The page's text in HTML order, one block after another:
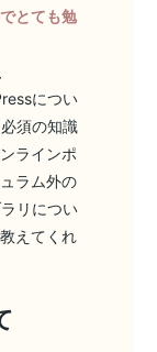
とても勉
につい
須の知識
ラインポ
ラム外の
リについ
えてくれ